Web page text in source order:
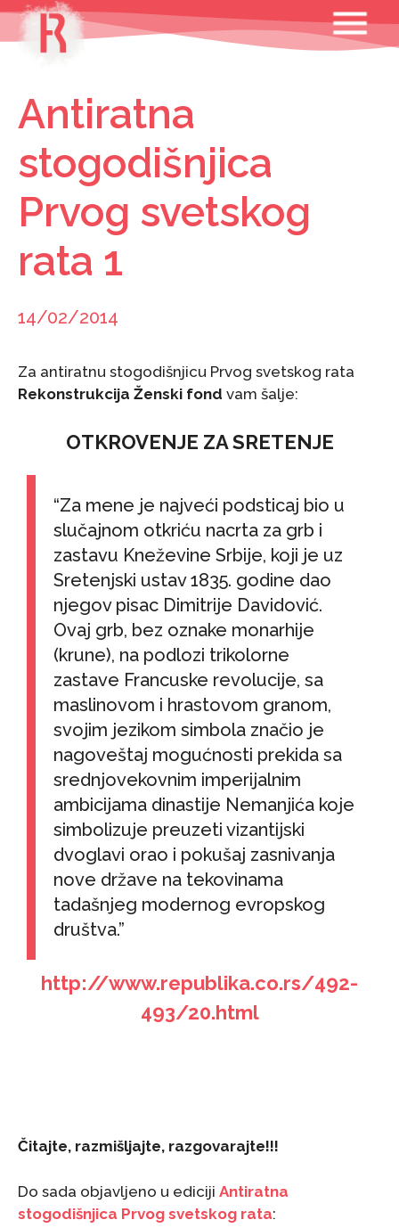
Skip
content
MENU
Antiratna
stogodišnjica
Prvog svetskog
rata 1
14/02/2014
Za antiratnu stogodišnjicu Prvog svetskog rata
Rekonstrukcija Ženski fond vam šalje:
OTKROVENJE ZA SRETENJE
“Za mene je najveći podsticaj bio u
slučajnom otkriću nacrta za grb i
zastavu Kneževine Srbije, koji je uz
Sretenjski ustav 1835. godine dao
njegov pisac Dimitrije Davidović.
Ovaj grb, bez oznake monarhije
(krune), na podlozi trikolorne
zastave Francuske revolucije, sa
maslinovom i hrastovom granom,
svojim jezikom simbola značio je
nagoveštaj mogućnosti prekida sa
srednjovekovnim imperijalnim
ambicijama dinastije Nemanjića koje
simbolizuje preuzeti vizantijski
dvoglavi orao i pokušaj zasnivanja
nove države na tekovinama
tadašnjeg modernog evropskog
društva.”
http://www.republika.co.rs/492-
493/20.html
Čitajte, razmišljajte, razgovarajte!!!
Do sada objavljeno u ediciji Antiratna
stogodišnjica Prvog svetskog rata: